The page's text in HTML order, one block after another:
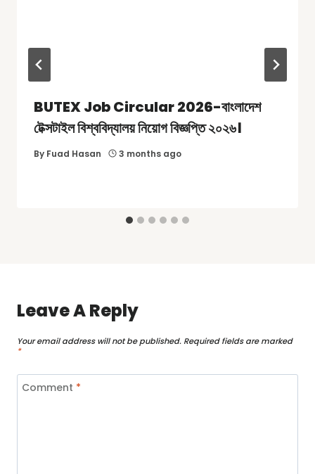
BUTEX Job Circular 2026-বাংলাদেশ
টেক্সটাইল বিশ্ববিদ্যালয় নিয়োগ বিজ্ঞপ্তি ২০২৬।
By Fuad Hasan 3 months ago
Leave A Reply
Your email address will not be published. Required fields are marked
*
Comment *